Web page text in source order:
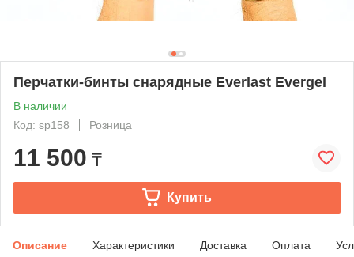
Перчатки-бинты снарядные Everlast Evergel
В наличии
Код: sp158
Розница
11 500 ₸
Купить
Описание Характеристики Доставка Оплата